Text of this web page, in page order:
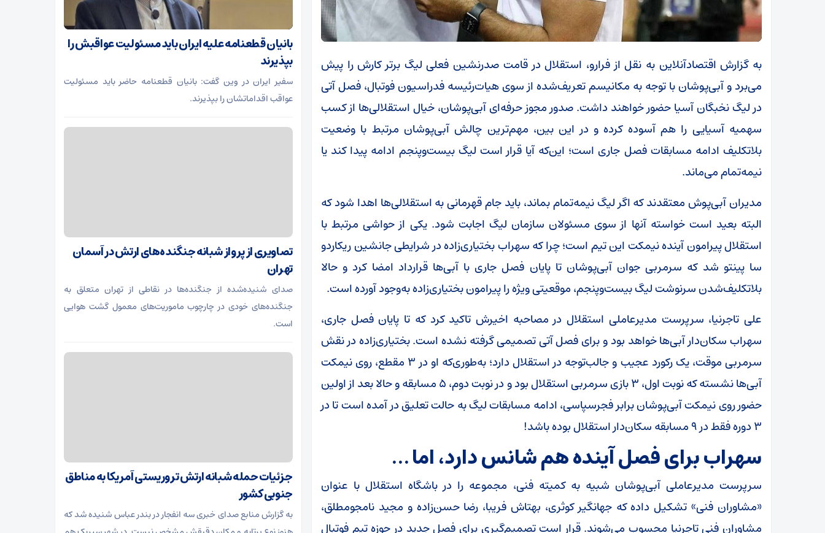
به گزارش اقتصادآنلاین به نقل از فرارو، استقلال در قامت صدرنشین فعلی لیگ برتر کارش را پیش
می‌برد و آبی‌پوشان با توجه به مکانیسم تعریف‌شده از سوی هیات‌رئیسه فدراسیون فوتبال، فصل آتی
در لیگ نخبگان آسیا حضور خواهند داشت. صدور مجوز حرفه‌ای آبی‌پوشان، خیال استقلالی‌ها از کسب
سهمیه آسیایی را هم آسوده کرده و در این بین، مهم‌ترین چالش آبی‌پوشان مرتبط با وضعیت
بلاتکلیف ادامه مسابقات فصل جاری است؛ این‌که آیا قرار است لیگ بیست‌وپنجم ادامه پیدا کند یا
نیمه‌تمام می‌ماند.
مدیران آبی‌پوش معتقدند که اگر لیگ نیمه‌تمام بماند، باید جام قهرمانی به استقلالی‌ها اهدا شود که
البته بعید است خواسته آنها از سوی مسئولان سازمان لیگ اجابت شود. یکی از حواشی مرتبط با
استقلال پیرامون آینده نیمکت این تیم است؛ چرا که سهراب بختیاری‌زاده در شرایطی جانشین ریکاردو
سا پینتو شد که سرمربی جوان آبی‌پوشان تا پایان فصل جاری با آبی‌ها قرارداد امضا کرد و حالا
بلاتکلیف‌شدن سرنوشت لیگ بیست‌وپنجم، موقعیتی ویژه را پیرامون بختیاری‌زاده به‌وجود آورده است.
علی تاجرنیا، سرپرست مدیرعاملی استقلال در مصاحبه اخیرش تاکید کرد که تا پایان فصل جاری،
سهراب سکان‌دار آبی‌ها خواهد بود و برای فصل آتی تصمیمی گرفته نشده است. بختیاری‌زاده در نقش
سرمربی موقت، یک رکورد عجیب و جالب‌توجه در استقلال دارد؛ به‌طوری‌که او در ۳ مقطع، روی نیمکت
آبی‌ها نشسته که نوبت اول، ۳ بازی سرمربی استقلال بود و در نوبت دوم، ۵ مسابقه و حالا بعد از اولین
حضور روی نیمکت آبی‌پوشان برابر فجرسپاسی، ادامه مسابقات لیگ به حالت تعلیق در آمده است تا در
۳ دوره فقط در ۹ مسابقه سکان‌دار استقلال بوده باشد!
سهراب برای فصل آینده هم شانس دارد، اما …
سرپرست مدیرعاملی آبی‌پوشان شبیه به کمیته فنی، مجموعه را در باشگاه استقلال با عنوان
«مشاوران فنی» تشکیل داده که جهانگیر کوثری، بهتاش فریبا، رضا حسن‌زاده و مجید نامجومطلق،
مشاوران فنی تاجرنیا محسوب می‌شوند. قرار است تصمیم‌گیری برای فصل جدید در حوزه تیم فوتبال
بانیان قطعنامه علیه ایران باید مسئولیت عواقبش را
بپذیرند
سفیر ایران در وین گفت: بانیان قطعنامه حاضر باید مسئولیت
عواقب اقداماتشان را بپذیرند.
تصاویری از پرواز شبانه جنگنده‌های ارتش در آسمان
تهران
صدای شنیده‌شده از جنگنده‌ها در نقاطی از تهران متعلق به
جنگنده‌های خودی در چارچوب ماموریت‌های معمول گشت هوایی
است.
جزئیات حمله شبانه ارتش تروریستی آمریکا به مناطق
جنوبی کشور
به گزارش منابع صدای خبری سه انفجار در بندر عباس شنیده شد که